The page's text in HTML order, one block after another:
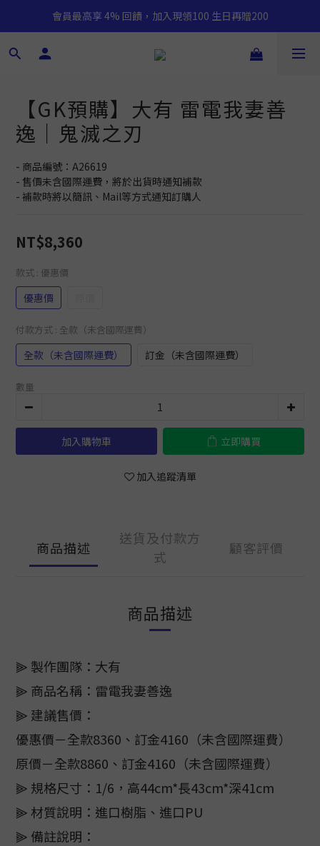
會員最高享 4% 回饋，加入現領100 生日再贈200
【GK預購】大有 雷電我妻善
逸｜鬼滅之刃
- 商品編號：A26619
- 售價未含國際運費，將於出貨時通知補款
- 補款時將以簡訊、Mail等方式通知訂購人
NT$8,360
款式 : 優惠價
優惠價
付款方式 : 全款（未含國際運費）
全款（未含國際運費） 訂金（未含國際運費）
數量
加入購物車 立即購買
加入追蹤清單
商品描述
送貨及付款方
式
顧客評價
商品描述
⫸ 製作團隊：大有
⫸ 商品名稱：雷電我妻善逸
⫸ 建議售價：
優惠價－全款8360、訂金4160（未含國際運費）
原價－全款8860、訂金4160（未含國際運費）
⫸ 規格尺寸：1/6，高44cm*長43cm*深41cm
⫸ 材質說明：進口樹脂、進口PU
⫸ 備註說明：